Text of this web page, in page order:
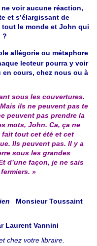
ne voir aucune réaction,
et s’élargissant de
le monde et John qui
?
allégorie ou métaphore
lecteur pourra y voir
cours, chez nous ou à
sous les couvertures.
ils ne peuvent pas te
peuvent pas prendre la
mots, John. Ca, ça ne
fait tout cet été et cet
Ils peuvent pas. Il y a
sous les grandes
d’une façon, je ne sais
»
Monsieur Toussaint
Laurent Vannini
chez votre libraire.